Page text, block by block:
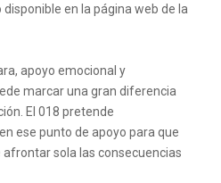
en la página web de la
apoyo emocional y
marcar una gran diferencia
El 018 pretende
ese punto de apoyo para que
sola las consecuencias